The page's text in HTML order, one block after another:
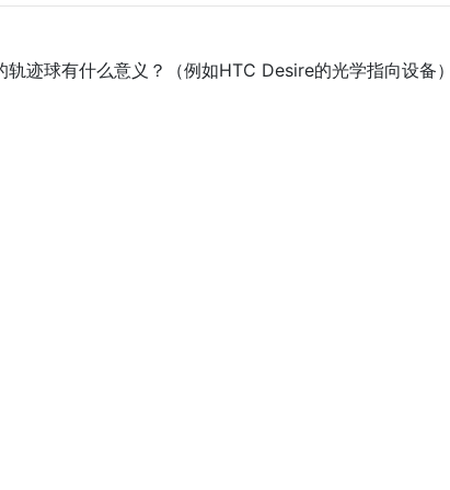
迹球有什么意义？（例如HTC Desire的光学指向设备